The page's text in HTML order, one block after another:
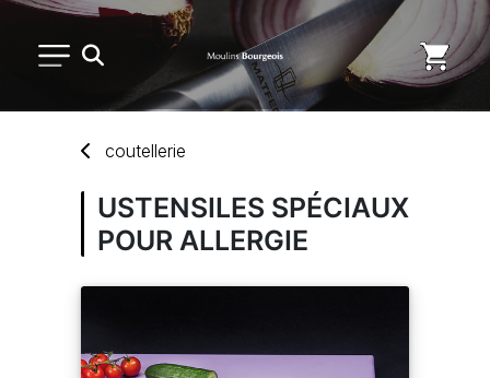
USAGE UNIQUE
DISTRIBUTION DE REPAS
coutellerie
USTENSILES SPÉCIAUX
POUR ALLERGIE